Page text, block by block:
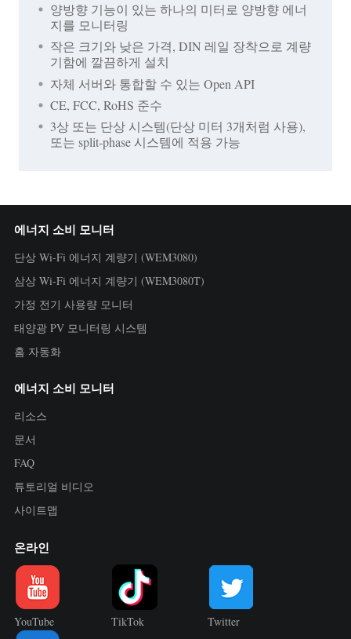
양방향 기능이 있는 하나의 미터로 양방향 에너
지를 모니터링
작은 크기와 낮은 가격, DIN 레일 장착으로 계량
기함에 깔끔하게 설치
자체 서버와 통합할 수 있는 Open API
CE, FCC, RoHS 준수
3상 또는 단상 시스템(단상 미터 3개처럼 사용),
또는 split-phase 시스템에 적용 가능
에너지 소비 모니터
단상 Wi-Fi 에너지 계량기 (WEM3080)
삼상 Wi-Fi 에너지 계량기 (WEM3080T)
가정 전기 사용량 모니터
태양광 PV 모니터링 시스템
홈 자동화
에너지 소비 모니터
리소스
문서
FAQ
튜토리얼 비디오
사이트맵
온라인
YouTube TikTok Twitter